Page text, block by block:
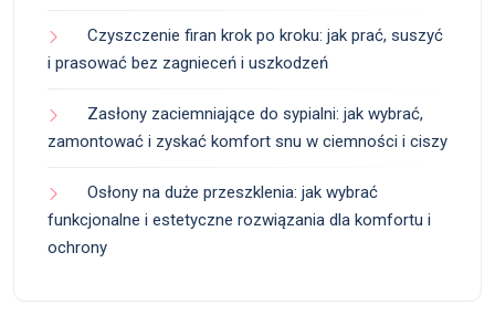
Czyszczenie firan krok po kroku: jak prać, suszyć
i prasować bez zagnieceń i uszkodzeń
Zasłony zaciemniające do sypialni: jak wybrać,
zamontować i zyskać komfort snu w ciemności i ciszy
Osłony na duże przeszklenia: jak wybrać
funkcjonalne i estetyczne rozwiązania dla komfortu i
ochrony